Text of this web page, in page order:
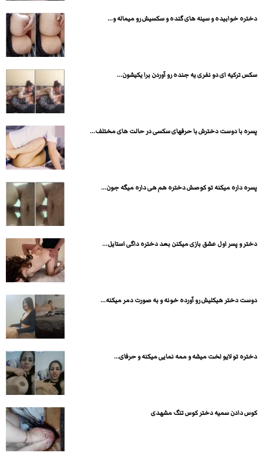
دختره خوابیده و سینه های گنده و سکسیش رو میماله و...
سکس ترکیه ای دو نفری یه جنده رو آوردن برا یکیشون...
پسره با دوست دخترش با حرفهای سکسی در حالت های مختلف...
پسره داره میکنه تو کوصش دختره هم هی داره میگه جون...
دختر و پسر اول عشق بازی میکنن بعد دختره داگی استایل...
دوست دختر هیکلیش رو آورده خونه و به صورت دمر میکنه...
دختره تو لایو لخت میشه و ممه نمایی میکنه و حرفای...
کوس دادن سمیه دختر کوس تنگ مشهدی